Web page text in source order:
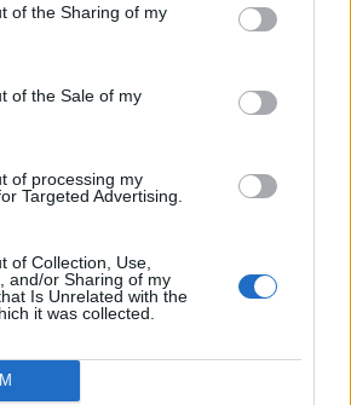
of the Sharing of my
of the Sale of my
of processing my
Targeted Advertising.
of Collection, Use,
and/or Sharing of my
Is Unrelated with the
it was collected.
Θα παντρευτεί με τον
Τουρατζίδη στη
οι λεπτομέρειες